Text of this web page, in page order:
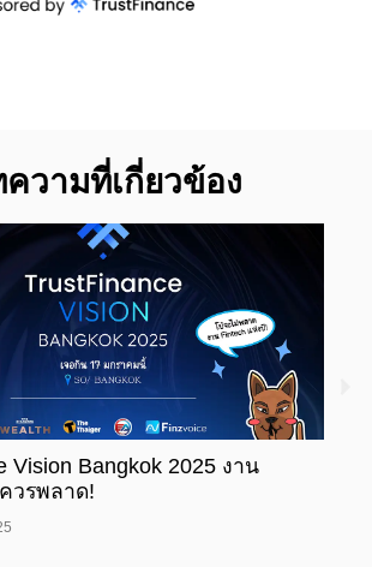
วามที่เกี่ยวข้อง
Vision Bangkok 2025 งาน
วรพลาด!